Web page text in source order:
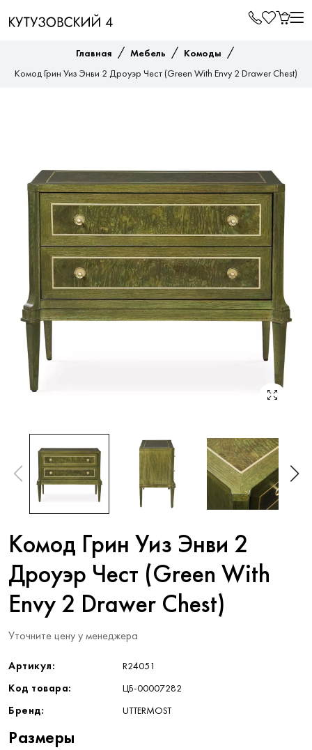
Главная / Мебель / Комоды /
Комод Грин Уиз Энви 2 Дроуэр Чест (Green With Envy 2 Drawer Chest)
Комод Грин Уиз Энви 2
Дроуэр Чест (Green With
Envy 2 Drawer Chest)
Уточните цену у менеджера
Артикул: R24051
Код товара: ЦБ-00007282
Бренд: UTTERMOST
Размеры